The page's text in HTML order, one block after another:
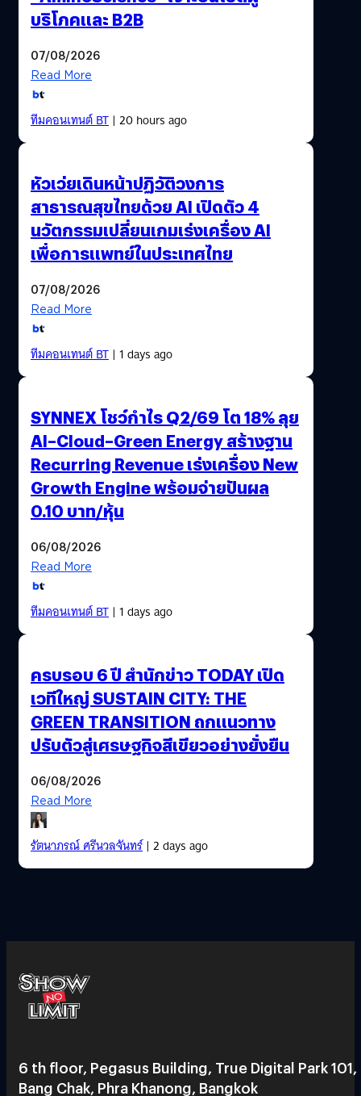
บริโภคและ B2B
07/08/2026
Read More
ทีมคอนเทนต์ BT| 20 hours ago
หัวเว่ยเดินหน้าปฏิวัติวงการ
สาธารณสุขไทยด้วย AI เปิดตัว 4
นวัตกรรมเปลี่ยนเกมเร่งเครื่อง AI
เพื่อการแพทย์ในประเทศไทย
07/08/2026
Read More
ทีมคอนเทนต์ BT| 1 days ago
SYNNEX โชว์กำไร Q2/69 โต 18% ลุย
AI–Cloud–Green Energy สร้างฐาน
Recurring Revenue เร่งเครื่อง New
Growth Engine พร้อมจ่ายปันผล
0.10 บาท/หุ้น
06/08/2026
Read More
ทีมคอนเทนต์ BT| 1 days ago
ครบรอบ 6 ปี สำนักข่าว TODAY เปิด
เวทีใหญ่ SUSTAIN CITY: THE
GREEN TRANSITION ถกแนวทาง
ปรับตัวสู่เศรษฐกิจสีเขียวอย่างยั่งยืน
06/08/2026
Read More
รัตนาภรณ์ ศรีนวลจันทร์| 2 days ago
6 th floor, Pegasus Building, True Digital Park 101,
Bang Chak, Phra Khanong, Bangkok